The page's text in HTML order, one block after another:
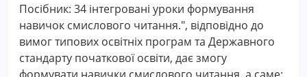
Посібник: 34 інтегровані уроки формування
навичок смислового читання.", відповідно до
вимог типових освітніх програм та Державного
стандарту початкової освіти, дає змогу